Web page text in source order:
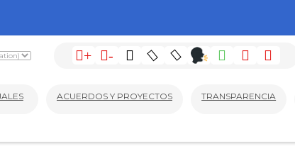
+ -
ACUERDOS Y PROYECTOS TRANSPARENCIA